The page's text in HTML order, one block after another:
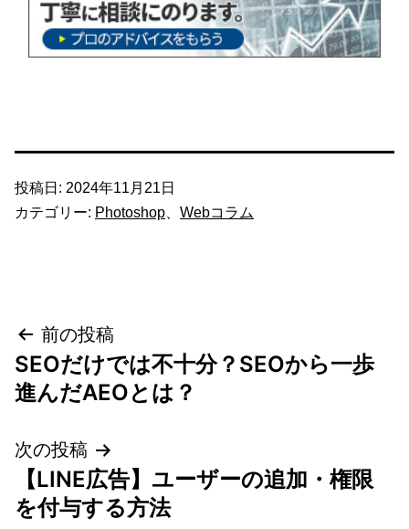
投稿日: 2024年11月21日
カテゴリー: Photoshop Webコラム
投
稿
ビ
ゲ
前の投稿
SEOだけでは不十分？SEOから一歩
進んだAEOとは？
次の投稿
【LINE広告】ユーザーの追加・権限
を付与する方法